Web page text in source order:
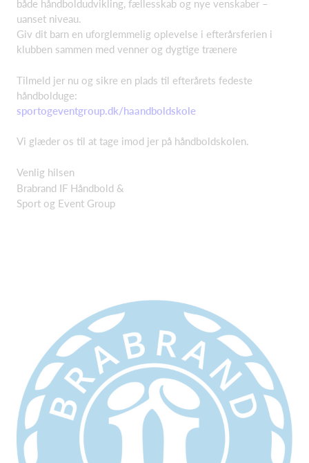
både håndboldudvikling, fællesskab og nye venskaber –
uanset niveau.
Giv dit barn en uforglemmelig oplevelse i efterårsferien i
klubben sammen med venner og dygtige trænere
Tilmeld jer nu og sikre en plads til efterårets fedeste
håndbolduge:
sportogeventgroup.dk/haandboldskole
Vi glæder os til at tage imod jer på håndboldskolen.
Venlig hilsen
Brabrand IF Håndbold &
Sport og Event Group